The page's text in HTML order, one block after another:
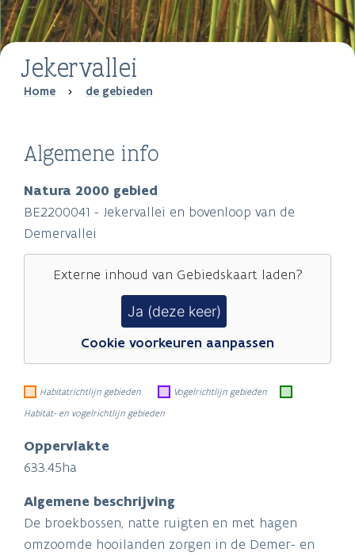
Jekervallei
Breadcrumb
Home de gebieden
Algemene info
Natura 2000 gebied
BE2200041 - Jekervallei en bovenloop van de
Demervallei
Externe inhoud van Gebiedskaartladen?
Ja (deze keer)
Cookie voorkeuren aanpassen
Habitatrichtlijn gebieden
Vogelrichtlijn gebieden
Habitat- en vogelrichtlijn gebieden
Oppervlakte
633.45ha
Algemene beschrijving
De broekbossen, natte ruigten en met hagen
omzoomde hooilanden zorgen in de Demer- en